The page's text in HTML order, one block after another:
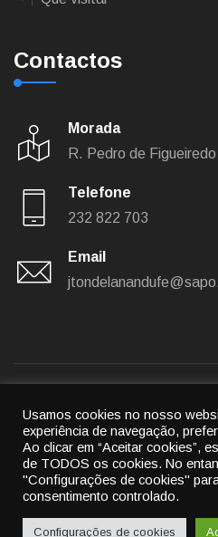
Contactos
Morada
R. Pedro de
Telefone
232 822 703
Email
Política de privacidade
© 2022União das
All rights
Usamos cookies no nosso
experiência de navegação,
Ao clicar em “Aceitar cookies”,
de TODOS os cookies. No
"Configurações de cookies"
consentimento controlado.
Configurações de cookies